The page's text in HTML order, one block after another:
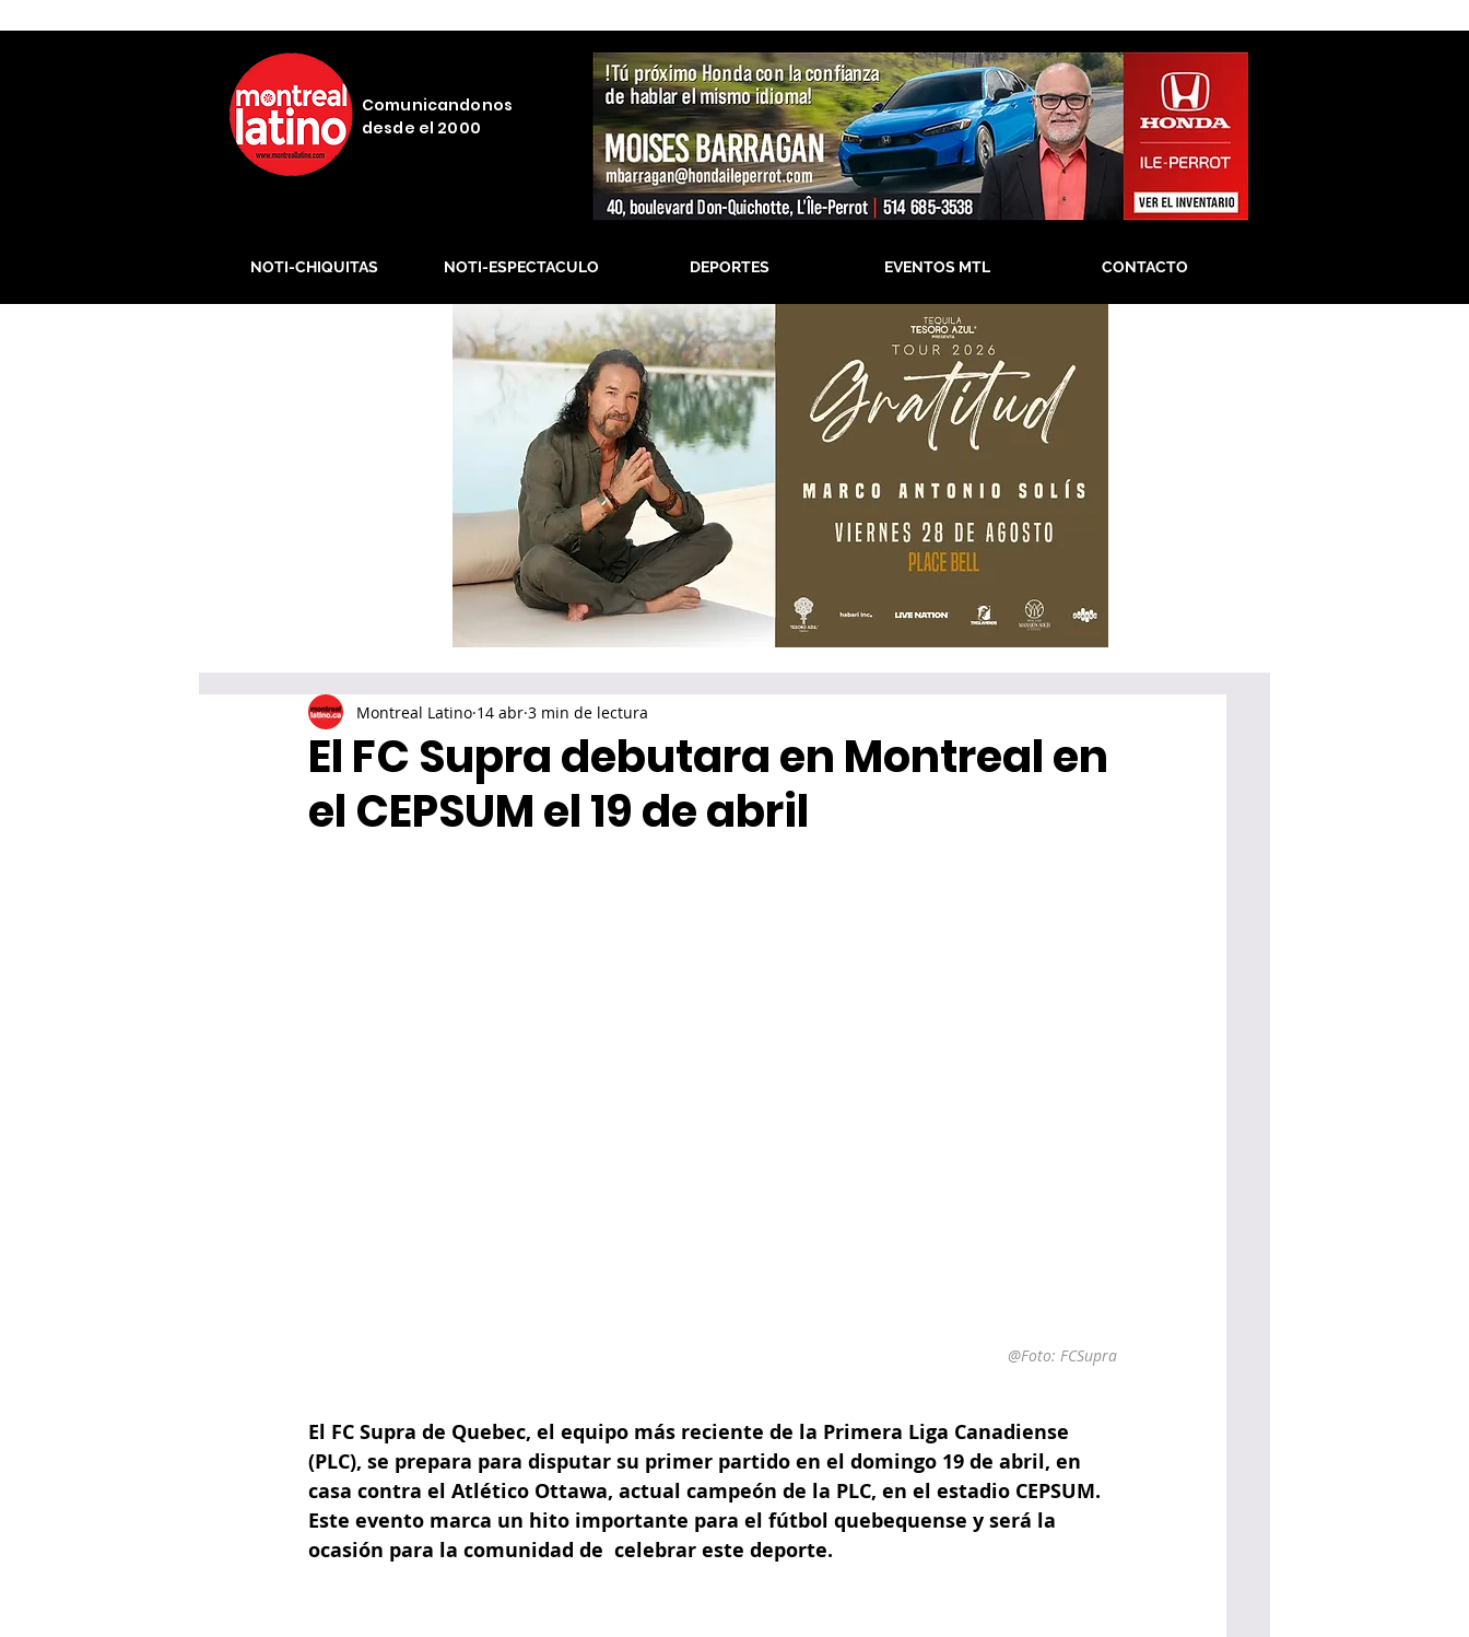
Comunicandonos
desde el 2000
NOTI-CHIQUITAS NOTI-ESPECTACULO DEPORTES EVENTOS MTL CONTACTO
El FC Supra debutara en Montreal en
el CEPSUM el 19 de abril
Montreal Latino 14 abr 3 min de lectura
@Foto: FCSupra
El FC Supra de Quebec, el equipo más reciente de la Primera Liga Canadiense
(PLC), se prepara para disputar su primer partido en el domingo 19 de abril, en
casa contra el Atlético Ottawa, actual campeón de la PLC, en el estadio CEPSUM.
Este evento marca un hito importante para el fútbol quebequense y será la
ocasión para la comunidad de  celebrar este deporte.